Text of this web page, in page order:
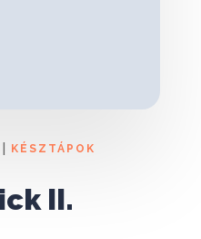
| KÉSZTÁPOK
II.